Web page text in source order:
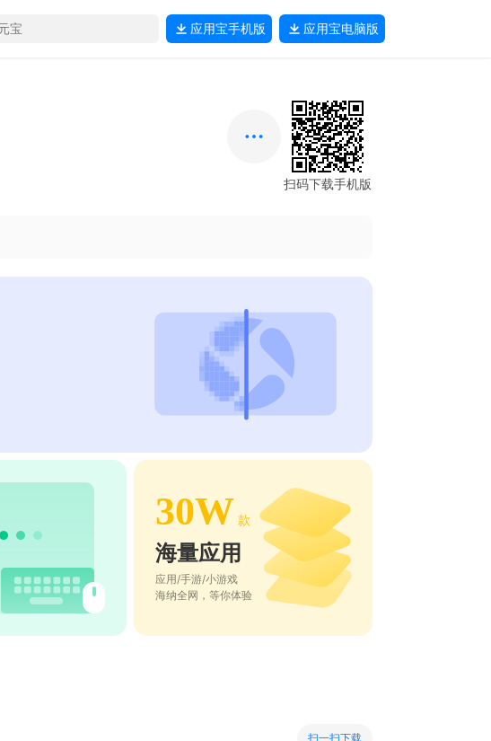
应用宝手机版 应用宝电脑版
扫码下载手机版
30W 款
海量应用
应用/手游/小游戏
海纳全网，等你体验
扫一扫下载